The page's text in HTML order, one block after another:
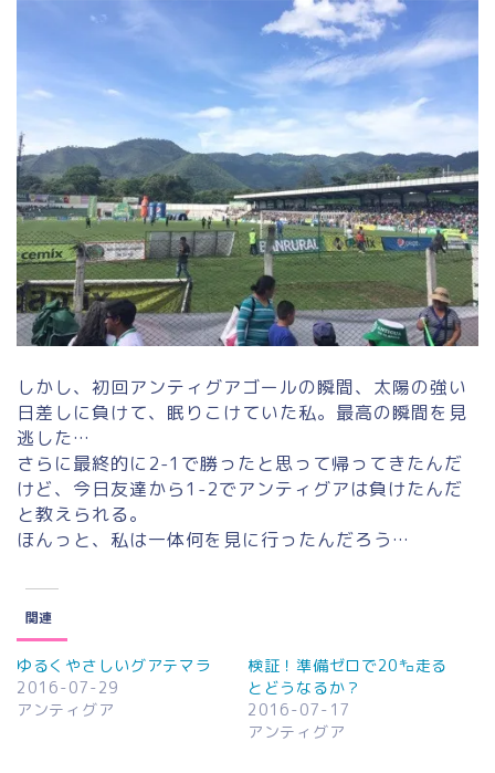
しかし、初回アンティグアゴールの瞬間、太陽の強い
日差しに負けて、眠りこけていた私。最高の瞬間を見
逃した…
さらに最終的に2-1で勝ったと思って帰ってきたんだ
けど、今日友達から1-2でアンティグアは負けたんだ
と教えられる。
ほんっと、私は一体何を見に行ったんだろう…
関連
ゆるくやさしいグアテマラ
2016-07-29
アンティグア
検証！準備ゼロで20㌔走る
とどうなるか？
2016-07-17
アンティグア